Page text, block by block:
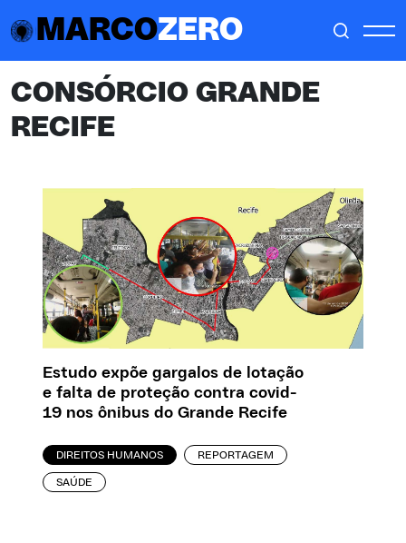
MARCOZERO
CONSÓRCIO GRANDE
RECIFE
Estudo expõe gargalos de lotação
e falta de proteção contra covid-
19 nos ônibus do Grande Recife
DIREITOS HUMANOS REPORTAGEM
SAÚDE